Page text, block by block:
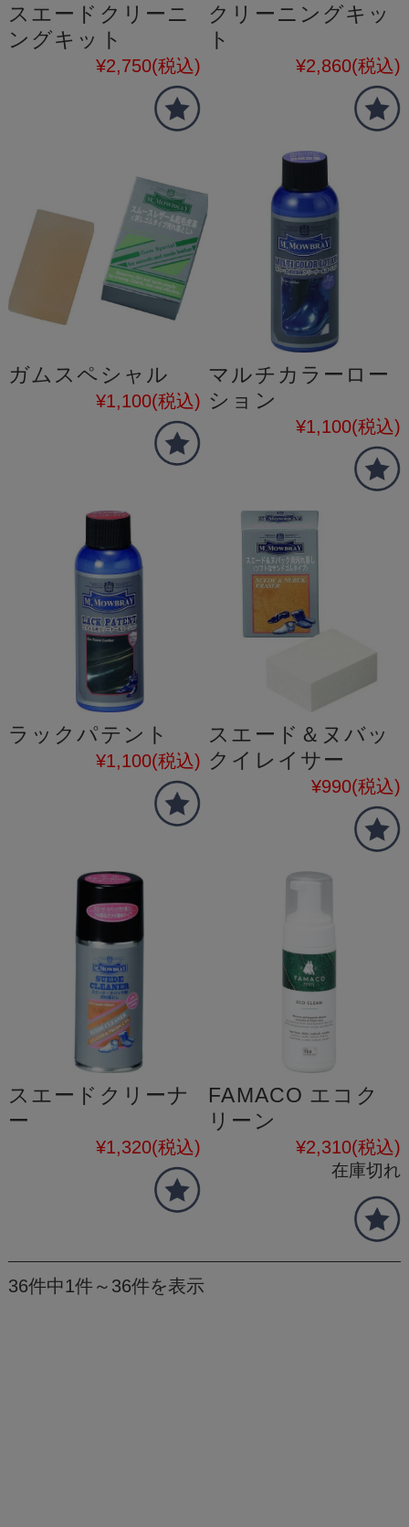
スエードクリーニ
ングキット
¥2,750(税込)
クリーニングキッ
ト
¥2,860(税込)
ガムスペシャル
¥1,100(税込)
マルチカラーロー
ション
¥1,100(税込)
ラックパテント
¥1,100(税込)
スエード＆ヌバッ
クイレイサー
¥990(税込)
スエードクリーナ
ー
¥1,320(税込)
FAMACO エコク
リーン
¥2,310(税込)
在庫切れ
36件中1件～36件を表示